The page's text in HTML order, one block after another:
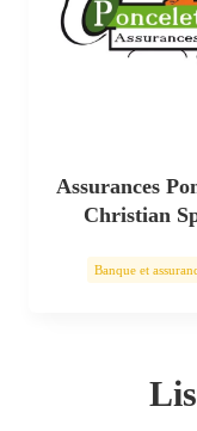
Assurances
Christian
Banque et